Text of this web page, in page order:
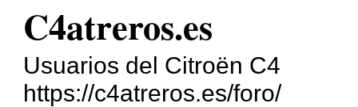
C4atreros.es
Usuarios del Citroën C4
https://c4atreros.es/foro/